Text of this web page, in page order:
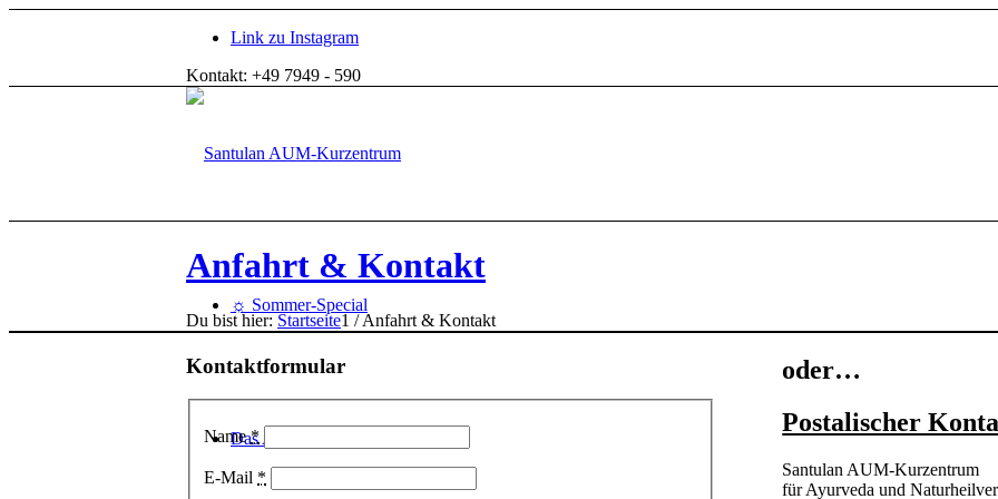
Link zu Instagram
Kontakt: +49 7949 - 590
☼ Sommer-Special
Das AUM-Kurzentrum
Anfahrt & Kontakt
Du bist hier: Startseite1 / Anfahrt & Kontakt
Kontaktformular
Name*
E-Mail *
oder…
Postalischer
Santulan AUM-Kurzentrum
für Ayurveda und